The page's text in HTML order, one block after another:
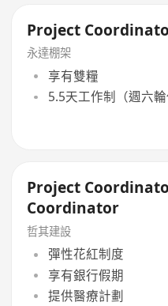
Project
永達棚架
享有雙糧
5.5天工作制（週六輪
Project
Coordinator
哲其建設
彈性花紅制度
享有銀行假期
提供醫療計劃